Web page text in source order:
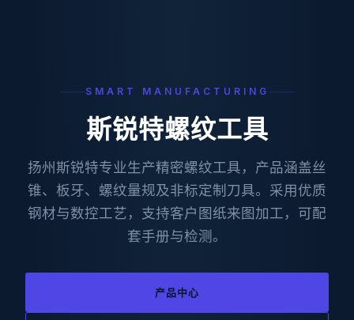
SMART MANUFACTURING
斯锐特螺纹工具
扬州斯锐特专业生产精密螺纹工具，产品涵盖丝
锥、板牙、螺纹量规及非标定制刀具。采用优质
钢材与数控工艺，支持客户图纸来图加工，可配
套手册与检测。
产品中心